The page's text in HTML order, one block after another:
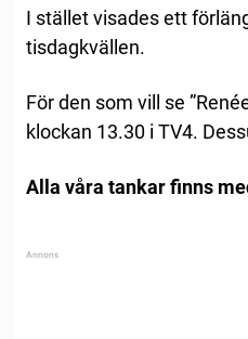
I stället visades ett
tisdagkvällen.
För den som vill se
klockan 13.30 i TV4.
Alla våra tankar finns